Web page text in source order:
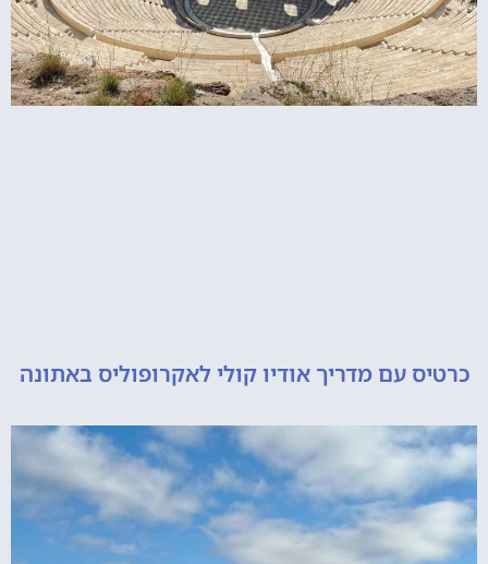
עם מדריך אודיו קולי לאקרופוליס באתונה